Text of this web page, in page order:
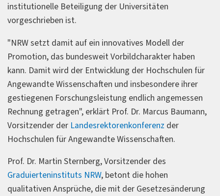
institutionelle Beteiligung der Universitäten
vorgeschrieben ist.
"NRW setzt damit auf ein innovatives Modell der
Promotion, das bundesweit Vorbildcharakter haben
kann. Damit wird der Entwicklung der Hochschulen für
Angewandte Wissenschaften und insbesondere ihrer
gestiegenen Forschungsleistung endlich angemessen
Rechnung getragen", erklärt Prof. Dr. Marcus Baumann,
Vorsitzender der Landesrektorenkonferenz der
Hochschulen für Angewandte Wissenschaften.
Prof. Dr. Martin Sternberg, Vorsitzender des
Graduierteninstituts NRW, betont die hohen
qualitativen Ansprüche, die mit der Gesetzesänderung